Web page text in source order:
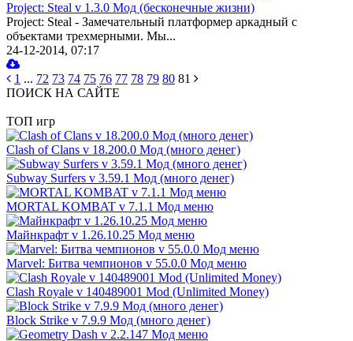
Project: Steal v 1.3.0 Мод (бесконечные жизни)
Project: Steal - Замечательный платформер аркадный с
объектами трехмерными. Мы...
24-12-2014, 07:17
1 ... 72 73 74 75 76 77 78 79 80 81
ПОИСК НА САЙТЕ
ТОП игр
Clash of Clans v 18.200.0 Мод (много денег)
Subway Surfers v 3.59.1 Мод (много денег)
MORTAL KOMBAT v 7.1.1 Мод меню
Майнкрафт v 1.26.10.25 Мод меню
Marvel: Битва чемпионов v 55.0.0 Мод меню
Clash Royale v 140489001 Mod (Unlimited Money)
Block Strike v 7.9.9 Мод (много денег)